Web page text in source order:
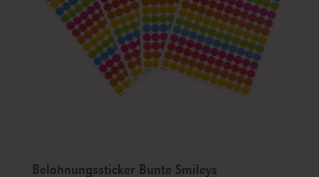
Belohnungssticker Bunte Smileys